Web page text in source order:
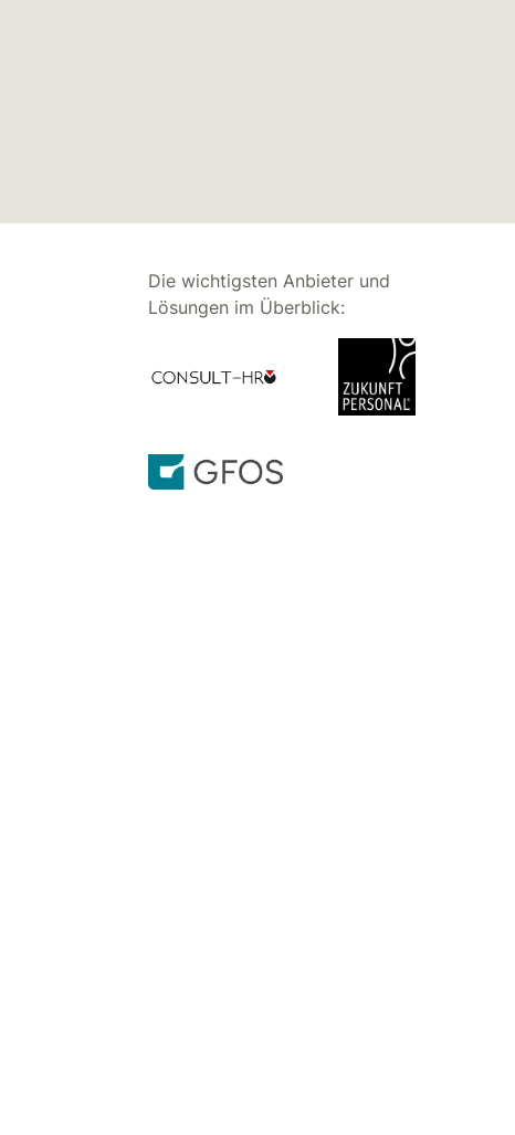
Die wichtigsten Anbieter und
Lösungen im Überblick: